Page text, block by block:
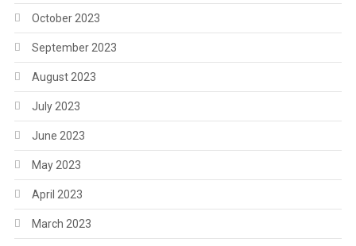
October 2023
September 2023
August 2023
July 2023
June 2023
May 2023
April 2023
March 2023